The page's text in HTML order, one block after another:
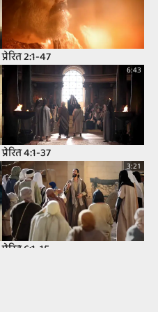
प्रेरित 2:1-47
6:43
प्रेरित 4:1-37
3:21
प्रेरित 6:1-15